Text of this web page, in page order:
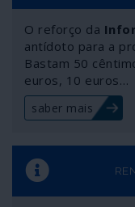
O reforço da
antídoto para a
Bastam 50
euros, 10 euros…
saber mais